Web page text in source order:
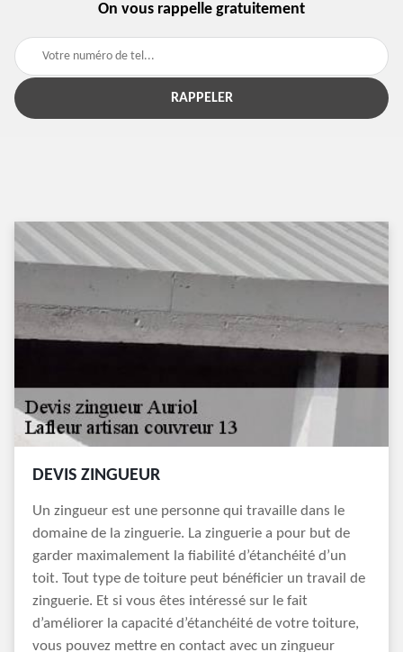
On vous rappelle gratuitement
DEVIS ZINGUEUR
Un zingueur est une personne qui travaille dans le
domaine de la zinguerie. La zinguerie a pour but de
garder maximalement la fiabilité d’étanchéité d’un
toit. Tout type de toiture peut bénéficier un travail de
zinguerie. Et si vous êtes intéressé sur le fait
d’améliorer la capacité d’étanchéité de votre toiture,
vous pouvez mettre en contact avec un zingueur